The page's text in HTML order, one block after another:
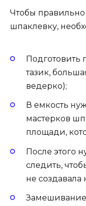
Чтобы
шпаклевку,
Подготовить
тазик,
ведерко);
В емкость
мастерков
площади,
После этого
следить,
не создавала